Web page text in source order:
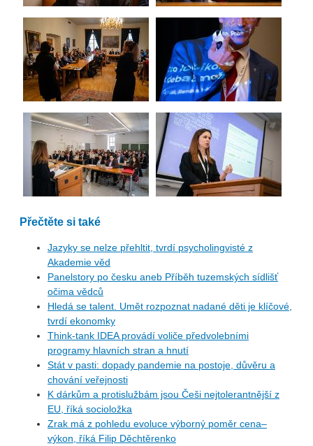
Přečtěte si také
Jazyky se nelze přehltit, tvrdí psycholingvisté z
Akademie věd
Panelstory po česku aneb Příběh tuzemských sídlišť
očima vědců
Hledá se talent. Umět rozpoznat nadané děti je klíčové,
tvrdí ekonomky
Think-tank IDEA provádí voliče předvolebními
programy hlavních stran a hnutí
Stát v pasti: dopady pandemie na postoje, důvěru a
chování veřejnosti
K dárkům a protislužbám jsou Češi nejtolerantnější z
EU, říká socioložka
Zrak má z pohledu evoluce výborný poměr cena–
výkon, říká Filip Děchtěrenko